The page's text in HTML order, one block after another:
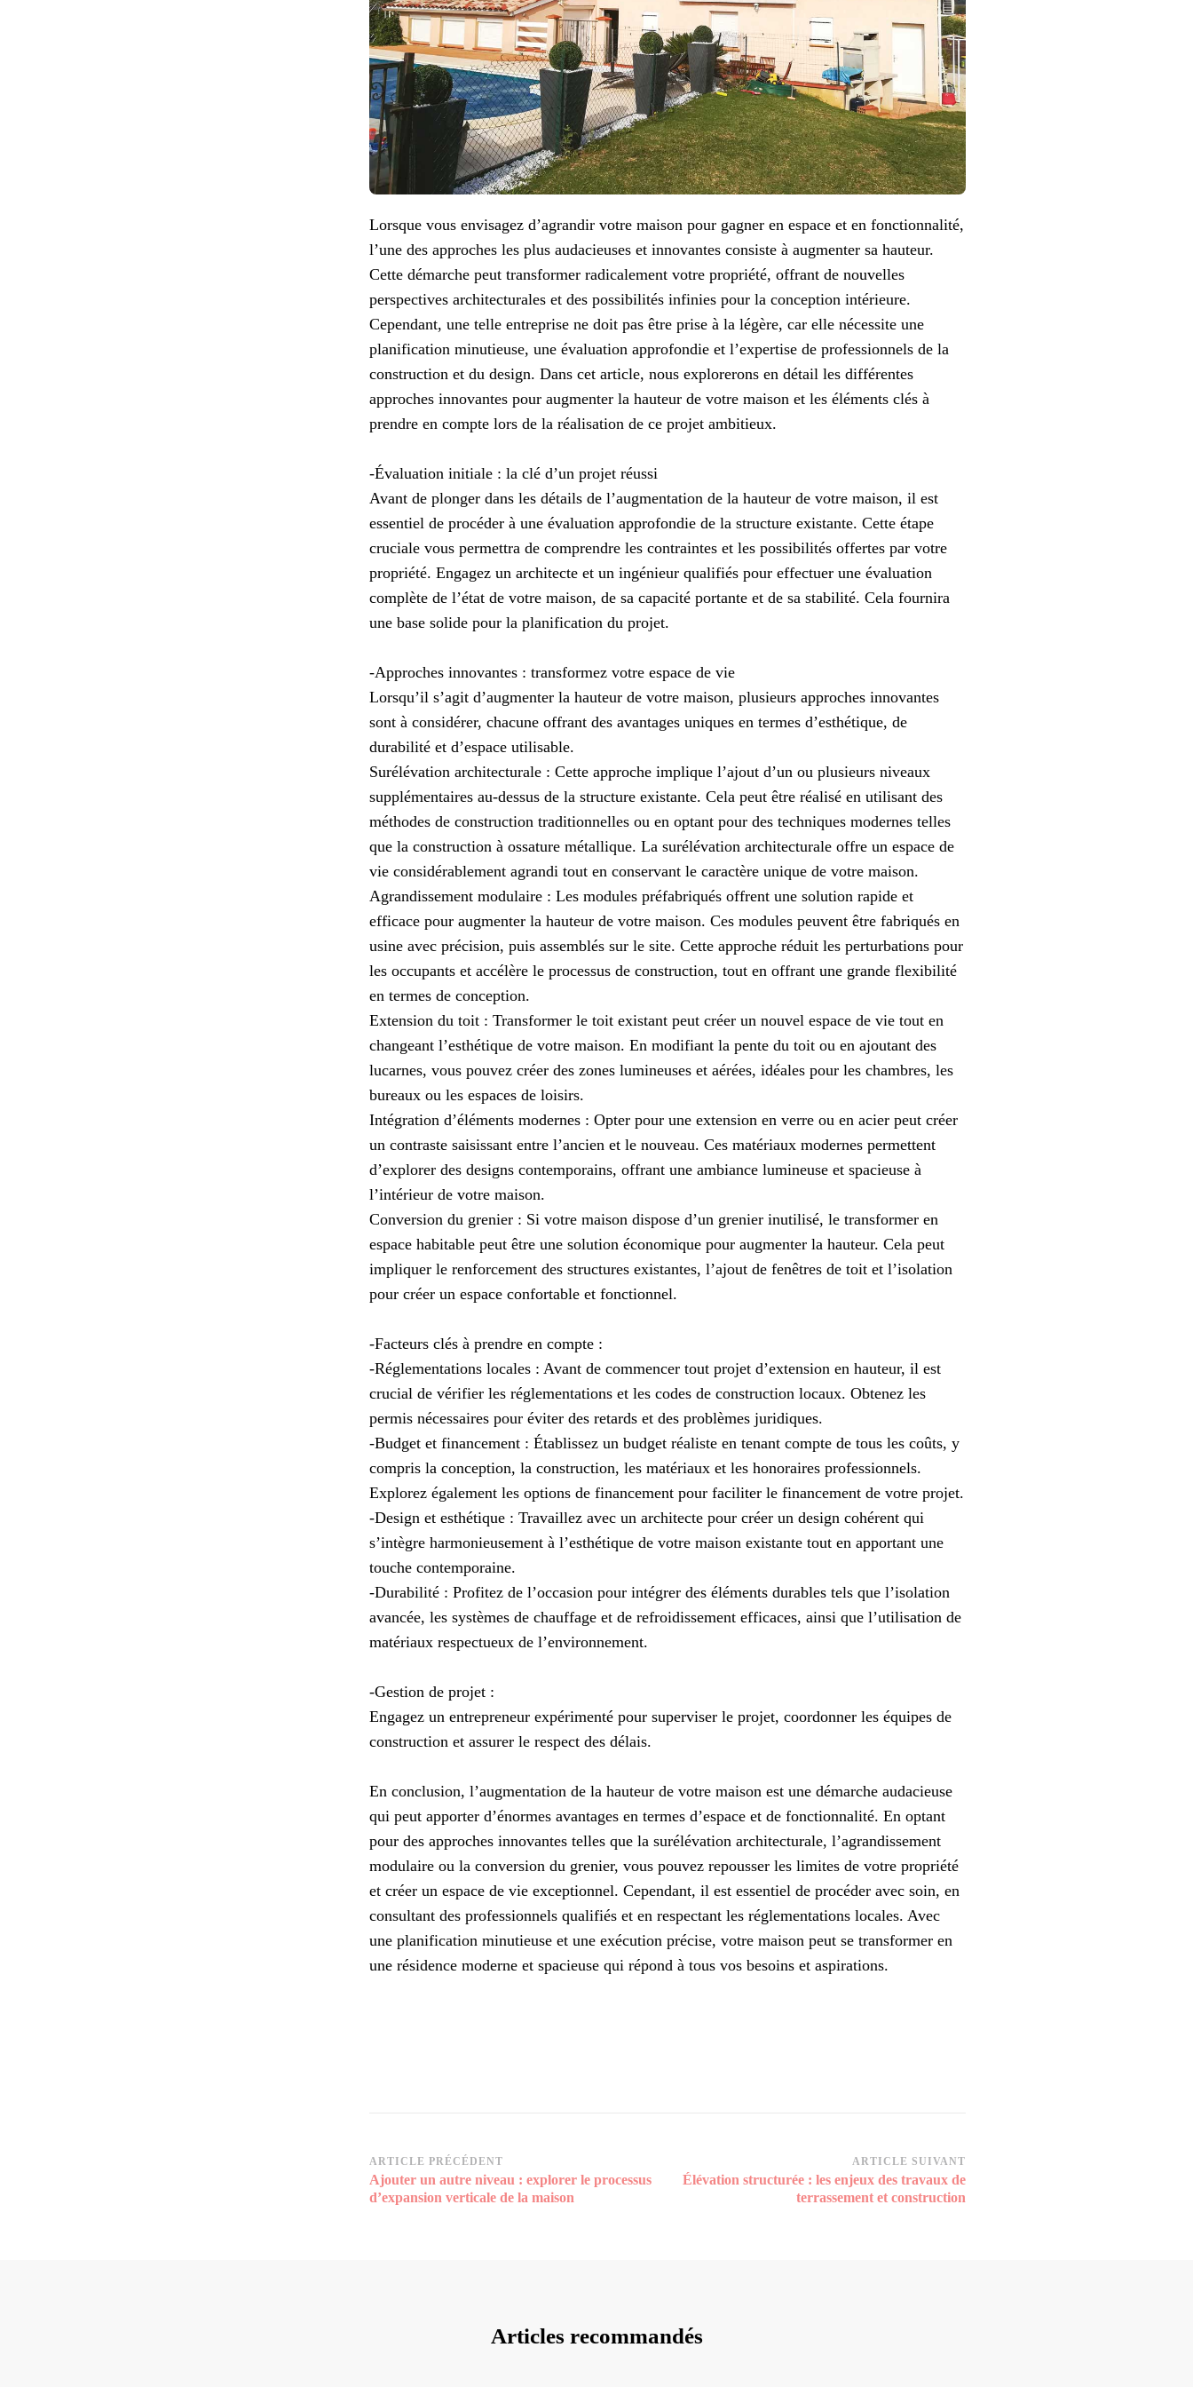
Lorsque vous envisagez d’agrandir votre maison pour gagner en espace et en fonctionnalité,
l’une des approches les plus audacieuses et innovantes consiste à augmenter sa hauteur.
Cette démarche peut transformer radicalement votre propriété, offrant de nouvelles
perspectives architecturales et des possibilités infinies pour la conception intérieure.
Cependant, une telle entreprise ne doit pas être prise à la légère, car elle nécessite une
planification minutieuse, une évaluation approfondie et l’expertise de professionnels de la
construction et du design. Dans cet article, nous explorerons en détail les différentes
approches innovantes pour augmenter la hauteur de votre maison et les éléments clés à
prendre en compte lors de la réalisation de ce projet ambitieux.
-Évaluation initiale : la clé d’un projet réussi
Avant de plonger dans les détails de l’augmentation de la hauteur de votre maison, il est
essentiel de procéder à une évaluation approfondie de la structure existante. Cette étape
cruciale vous permettra de comprendre les contraintes et les possibilités offertes par votre
propriété. Engagez un architecte et un ingénieur qualifiés pour effectuer une évaluation
complète de l’état de votre maison, de sa capacité portante et de sa stabilité. Cela fournira
une base solide pour la planification du projet.
-Approches innovantes : transformez votre espace de vie
Lorsqu’il s’agit d’augmenter la hauteur de votre maison, plusieurs approches innovantes
sont à considérer, chacune offrant des avantages uniques en termes d’esthétique, de
durabilité et d’espace utilisable.
Surélévation architecturale : Cette approche implique l’ajout d’un ou plusieurs niveaux
supplémentaires au-dessus de la structure existante. Cela peut être réalisé en utilisant des
méthodes de construction traditionnelles ou en optant pour des techniques modernes telles
que la construction à ossature métallique. La surélévation architecturale offre un espace de
vie considérablement agrandi tout en conservant le caractère unique de votre maison.
Agrandissement modulaire : Les modules préfabriqués offrent une solution rapide et
efficace pour augmenter la hauteur de votre maison. Ces modules peuvent être fabriqués en
usine avec précision, puis assemblés sur le site. Cette approche réduit les perturbations pour
les occupants et accélère le processus de construction, tout en offrant une grande flexibilité
en termes de conception.
Extension du toit : Transformer le toit existant peut créer un nouvel espace de vie tout en
changeant l’esthétique de votre maison. En modifiant la pente du toit ou en ajoutant des
lucarnes, vous pouvez créer des zones lumineuses et aérées, idéales pour les chambres, les
bureaux ou les espaces de loisirs.
Intégration d’éléments modernes : Opter pour une extension en verre ou en acier peut créer
un contraste saisissant entre l’ancien et le nouveau. Ces matériaux modernes permettent
d’explorer des designs contemporains, offrant une ambiance lumineuse et spacieuse à
l’intérieur de votre maison.
Conversion du grenier : Si votre maison dispose d’un grenier inutilisé, le transformer en
espace habitable peut être une solution économique pour augmenter la hauteur. Cela peut
impliquer le renforcement des structures existantes, l’ajout de fenêtres de toit et l’isolation
pour créer un espace confortable et fonctionnel.
-Facteurs clés à prendre en compte :
-Réglementations locales : Avant de commencer tout projet d’extension en hauteur, il est
crucial de vérifier les réglementations et les codes de construction locaux. Obtenez les
permis nécessaires pour éviter des retards et des problèmes juridiques.
-Budget et financement : Établissez un budget réaliste en tenant compte de tous les coûts, y
compris la conception, la construction, les matériaux et les honoraires professionnels.
Explorez également les options de financement pour faciliter le financement de votre projet.
-Design et esthétique : Travaillez avec un architecte pour créer un design cohérent qui
s’intègre harmonieusement à l’esthétique de votre maison existante tout en apportant une
touche contemporaine.
-Durabilité : Profitez de l’occasion pour intégrer des éléments durables tels que l’isolation
avancée, les systèmes de chauffage et de refroidissement efficaces, ainsi que l’utilisation de
matériaux respectueux de l’environnement.
-Gestion de projet :
Engagez un entrepreneur expérimenté pour superviser le projet, coordonner les équipes de
construction et assurer le respect des délais.
En conclusion, l’augmentation de la hauteur de votre maison est une démarche audacieuse
qui peut apporter d’énormes avantages en termes d’espace et de fonctionnalité. En optant
pour des approches innovantes telles que la surélévation architecturale, l’agrandissement
modulaire ou la conversion du grenier, vous pouvez repousser les limites de votre propriété
et créer un espace de vie exceptionnel. Cependant, il est essentiel de procéder avec soin, en
consultant des professionnels qualifiés et en respectant les réglementations locales. Avec
une planification minutieuse et une exécution précise, votre maison peut se transformer en
une résidence moderne et spacieuse qui répond à tous vos besoins et aspirations.
Navigation
d’article
ARTICLE PRÉCÉDENT
Ajouter un autre niveau : explorer le processus
d’expansion verticale de la maison
ARTICLE SUIVANT
Élévation structurée : les enjeux des travaux de
terrassement et construction
Articles recommandés